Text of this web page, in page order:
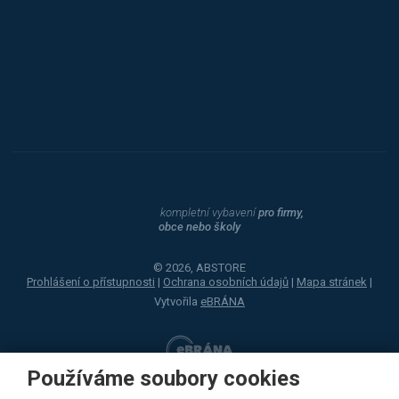
Používáme soubory cookies
kompletní vybavenípro firmy,
obce nebo školy
© 2026, ABSTORE
Prohlášení o přístupnosti | Ochrana osobních údajů | Mapa stránek |
Vytvořila eBRÁNA